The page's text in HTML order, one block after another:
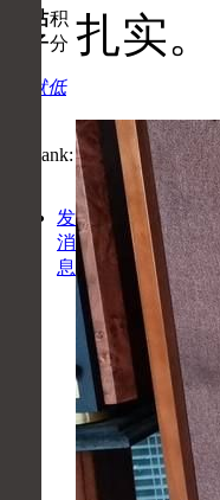
帖
子
积
分
默默低
发
消
息
扎实。